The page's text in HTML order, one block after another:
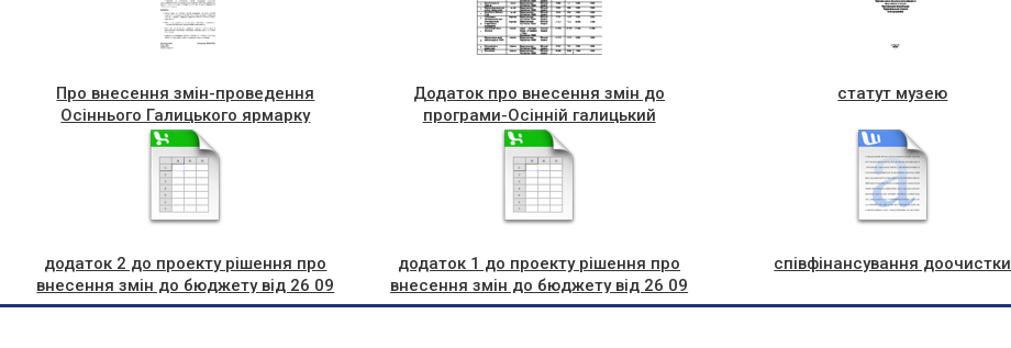
Про внесення змін-проведення
Осіннього Галицького ярмарку
Додаток про внесення змін до
програми-Осінній галицький
Ярмарок
статут музею
додаток 2 до проекту рішення про
внесення змін до бюджету від 26 09
2018
додаток 1 до проекту рішення про
внесення змін до бюджету від 26 09
2018
співфінансування доочистки